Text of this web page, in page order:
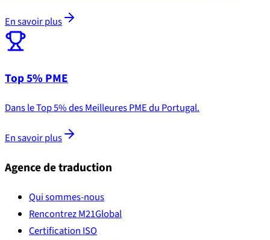
En savoir plus
Top 5% PME
Dans le Top 5% des Meilleures PME du Portugal.
En savoir plus
Agence de traduction
Qui sommes-nous
Rencontrez M21Global
Certification ISO